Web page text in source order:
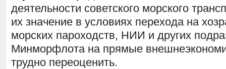
деятельности советского морского
их значение в условиях перехода на
морских пароходств, НИИ и других
Минморфлота на прямые
трудно переоценить.